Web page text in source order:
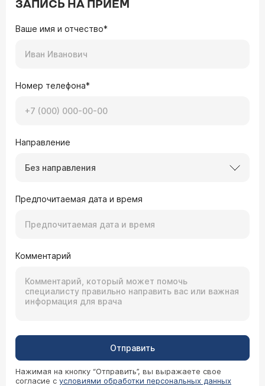
ЗАПИСЬ НА ПРИЕМ
Ваше имя и отчество*
Номер телефона*
Направление
Без направления
Предпочитаемая дата и время
Комментарий
Отправить
Нажимая на кнопку “Отправить”, вы выражаете свое
согласие с условиями обработки персональных данных